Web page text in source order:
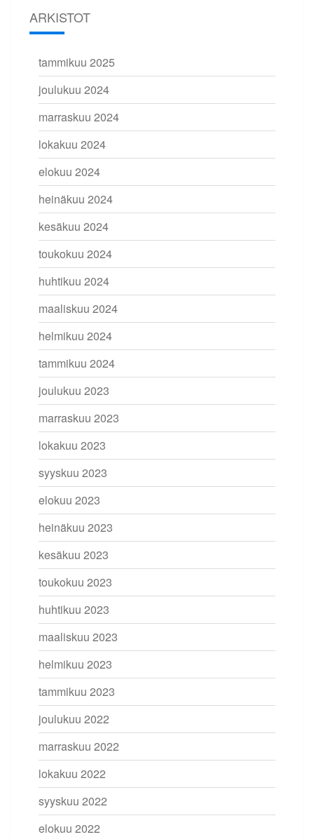
ARKISTOT
tammikuu 2025
joulukuu 2024
marraskuu 2024
lokakuu 2024
elokuu 2024
heinäkuu 2024
kesäkuu 2024
toukokuu 2024
huhtikuu 2024
maaliskuu 2024
helmikuu 2024
tammikuu 2024
joulukuu 2023
marraskuu 2023
lokakuu 2023
syyskuu 2023
elokuu 2023
heinäkuu 2023
kesäkuu 2023
toukokuu 2023
huhtikuu 2023
maaliskuu 2023
helmikuu 2023
tammikuu 2023
joulukuu 2022
marraskuu 2022
lokakuu 2022
syyskuu 2022
elokuu 2022